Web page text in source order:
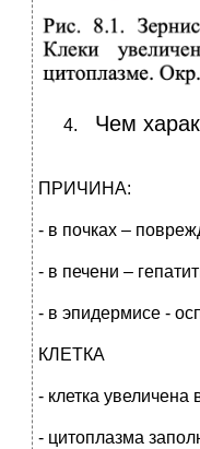
Чем
ПРИЧИНА:
- в почках –
- в печени –
- в эпидермисе -
КЛЕТКА
- клетка увеличена
- цитоплазма